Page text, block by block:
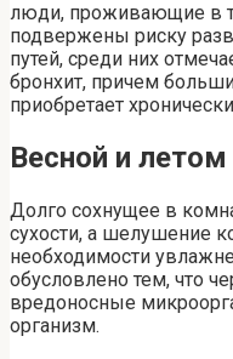
люди, проживающие в
подвержены риску
путей, среди них
бронхит, причем
приобретает
Весной и летом
Долго сохнущее в
сухости, а шелушение
необходимости
обусловлено тем, что
вредоносные
организм.